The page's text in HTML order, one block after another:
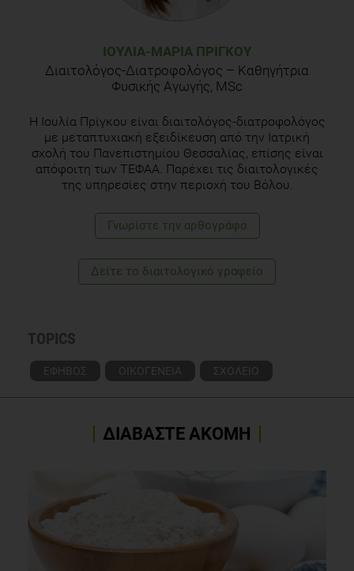
ΙΟΥΛΊΑ-ΜΑΡΊΑ ΠΡΊΓΚΟΥ
Διαιτολόγος-Διατροφολόγος – Καθηγήτρια
Φυσικής Αγωγής, MSc
Η Ιουλία Πρίγκου είναι διαιτολόγος-διατροφολόγος
με μεταπτυχιακή εξειδίκευση από την Ιατρική
σχολή του Πανεπιστημίου Θεσσαλίας, επίσης είναι
απόφοιτη των ΤΕΦΑΑ. Παρέχει τις διαιτολογικές
της υπηρεσίες στην περιοχή του Βόλου.
Γνωρίστε την αρθογράφο
Δείτε το διαιτολογικό γραφείο
TOPICS
ΕΦΗΒΟΣ ΟΙΚΟΓΕΝΕΙΑ ΣΧΟΛΕΙΟ
ΔΙΑΒΑΣΤΕ ΑΚΟΜΗ